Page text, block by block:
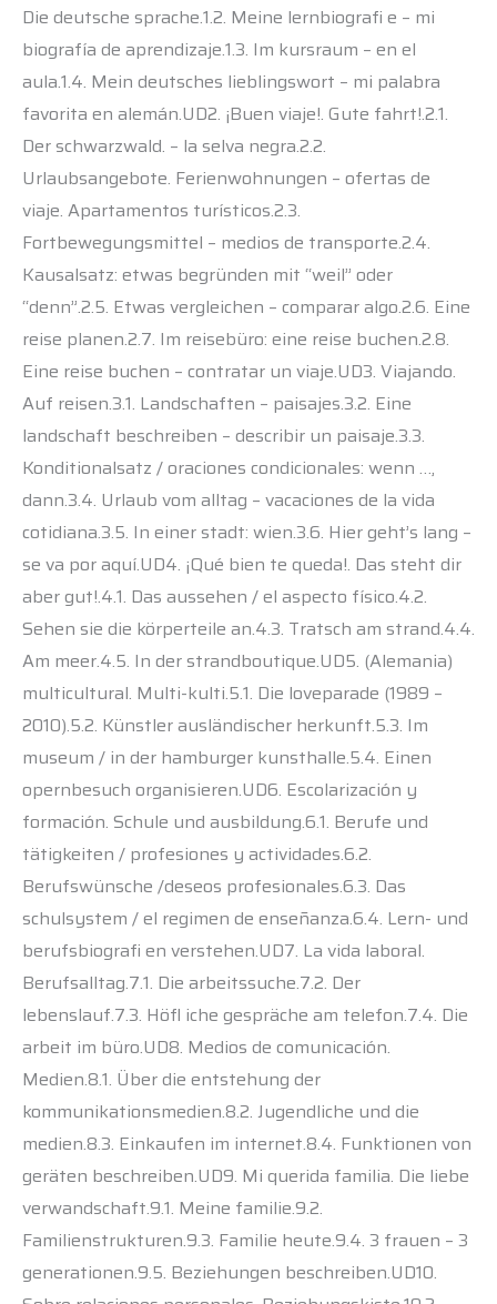
Die deutsche sprache.1.2. Meine lernbiografi e – mi
biografía de aprendizaje.1.3. Im kursraum – en el
aula.1.4. Mein deutsches lieblingswort – mi palabra
favorita en alemán.UD2. ¡Buen viaje!. Gute fahrt!.2.1.
Der schwarzwald. – la selva negra.2.2.
Urlaubsangebote. Ferienwohnungen – ofertas de
viaje. Apartamentos turísticos.2.3.
Fortbewegungsmittel – medios de transporte.2.4.
Kausalsatz: etwas begründen mit “weil” oder
“denn”.2.5. Etwas vergleichen – comparar algo.2.6. Eine
reise planen.2.7. Im reisebüro: eine reise buchen.2.8.
Eine reise buchen – contratar un viaje.UD3. Viajando.
Auf reisen.3.1. Landschaften – paisajes.3.2. Eine
landschaft beschreiben – describir un paisaje.3.3.
Konditionalsatz / oraciones condicionales: wenn …,
dann.3.4. Urlaub vom alltag – vacaciones de la vida
cotidiana.3.5. In einer stadt: wien.3.6. Hier geht’s lang –
se va por aquí.UD4. ¡Qué bien te queda!. Das steht dir
aber gut!.4.1. Das aussehen / el aspecto físico.4.2.
Sehen sie die körperteile an.4.3. Tratsch am strand.4.4.
Am meer.4.5. In der strandboutique.UD5. (Alemania)
multicultural. Multi-kulti.5.1. Die loveparade (1989 –
2010).5.2. Künstler ausländischer herkunft.5.3. Im
museum / in der hamburger kunsthalle.5.4. Einen
opernbesuch organisieren.UD6. Escolarización y
formación. Schule und ausbildung.6.1. Berufe und
tätigkeiten / profesiones y actividades.6.2.
Berufswünsche /deseos profesionales.6.3. Das
schulsystem / el regimen de enseñanza.6.4. Lern- und
berufsbiografi en verstehen.UD7. La vida laboral.
Berufsalltag.7.1. Die arbeitssuche.7.2. Der
lebenslauf.7.3. Höfl iche gespräche am telefon.7.4. Die
arbeit im büro.UD8. Medios de comunicación.
Medien.8.1. Über die entstehung der
kommunikationsmedien.8.2. Jugendliche und die
medien.8.3. Einkaufen im internet.8.4. Funktionen von
geräten beschreiben.UD9. Mi querida familia. Die liebe
verwandschaft.9.1. Meine familie.9.2.
Familienstrukturen.9.3. Familie heute.9.4. 3 frauen – 3
generationen.9.5. Beziehungen beschreiben.UD10.